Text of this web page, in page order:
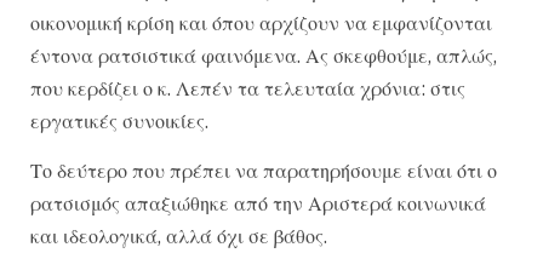
οικονομική κρίση και όπου αρχίζουν να εμφανίζονται
έντονα ρατσιστικά φαινόμενα. Ας σκεφθούμε, απλώς,
που κερδίζει ο κ. Λεπέν τα τελευταία χρόνια: στις
εργατικές συνοικίες.
Το δεύτερο που πρέπει να παρατηρήσουμε είναι ότι ο
ρατσισμός απαξιώθηκε από την Αριστερά κοινωνικά
και ιδεολογικά, αλλά όχι σε βάθος.